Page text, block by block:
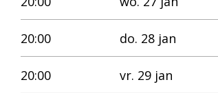
20:00 do. 28 jan
20:00 vr. 29 jan